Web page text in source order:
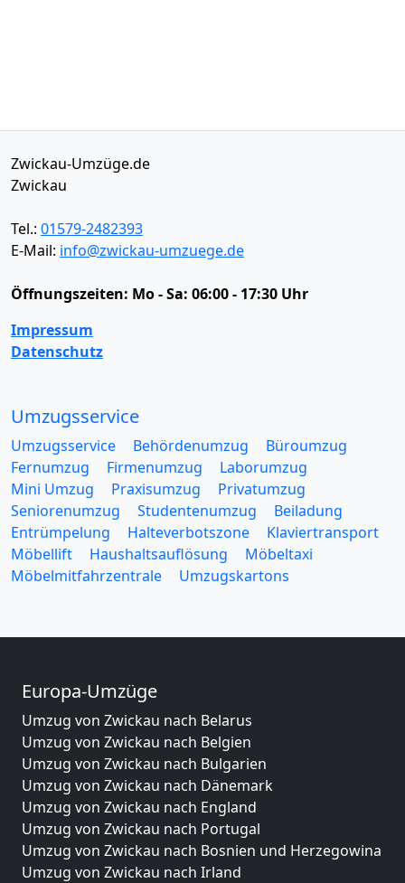
Zwickau-Umzüge.de
Zwickau
Tel.: 01579-2482393
E-Mail: info@zwickau-umzuege.de
Öffnungszeiten: Mo - Sa: 06:00 - 17:30 Uhr
Impressum
Datenschutz
Umzugsservice
Umzugsservice Behördenumzug
Büroumzug
Fernumzug
Firmenumzug
Laborumzug
Mini Umzug
Praxisumzug
Privatumzug
Seniorenumzug
Studentenumzug
Beiladung
Entrümpelung
Halteverbotszone
Klaviertransport
Möbellift
Haushaltsauflösung
Möbeltaxi
Möbelmitfahrzentrale
Umzugskartons
Europa-Umzüge
Umzug von Zwickau nach Belarus
Umzug von Zwickau nach Belgien
Umzug von Zwickau nach Bulgarien
Umzug von Zwickau nach Dänemark
Umzug von Zwickau nach England
Umzug von Zwickau nach Portugal
Umzug von Zwickau nach Bosnien und Herzegowina
Umzug von Zwickau nach Irland